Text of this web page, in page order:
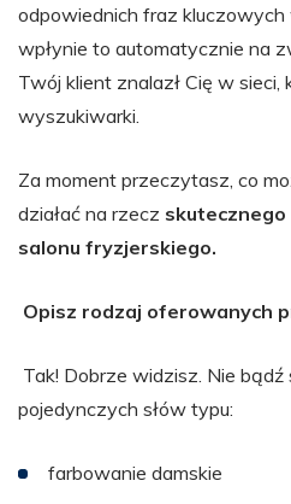
odpowiednich fraz
wpłynie to automatycznie na
Twój klient znalazł Cię w sieci,
wyszukiwarki.
Za moment przeczytasz, co
działać na rzecz
salonu fryzjerskiego.
Opisz rodzaj oferowanych
Tak! Dobrze widzisz. Nie
pojedynczych słów typu:
farbowanie damskie